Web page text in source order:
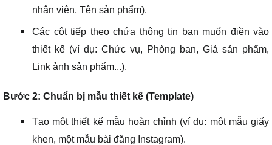
nhân viên, Tên sản phẩm).
Các cột tiếp theo chứa thông tin bạn muốn điền vào
thiết kế (ví dụ: Chức vụ, Phòng ban, Giá sản phẩm,
Link ảnh sản phẩm...).
Bước 2: Chuẩn bị mẫu thiết kế (Template)
Tạo một thiết kế mẫu hoàn chỉnh (ví dụ: một mẫu giấy
khen, một mẫu bài đăng Instagram).